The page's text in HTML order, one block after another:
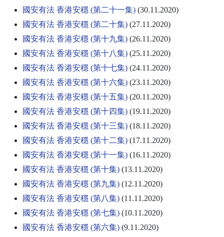
國安有法 香港安穩 (第二十一集) (30.11.2020)
國安有法 香港安穩 (第二十集) (27.11.2020)
國安有法 香港安穩 (第十九集) (26.11.2020)
國安有法 香港安穩 (第十八集) (25.11.2020)
國安有法 香港安穩 (第十七集) (24.11.2020)
國安有法 香港安穩 (第十六集) (23.11.2020)
國安有法 香港安穩 (第十五集) (20.11.2020)
國安有法 香港安穩 (第十四集) (19.11.2020)
國安有法 香港安穩 (第十三集) (18.11.2020)
國安有法 香港安穩 (第十二集) (17.11.2020)
國安有法 香港安穩 (第十一集) (16.11.2020)
國安有法 香港安穩 (第十集) (13.11.2020)
國安有法 香港安穩 (第九集) (12.11.2020)
國安有法 香港安穩 (第八集) (11.11.2020)
國安有法 香港安穩 (第七集) (10.11.2020)
國安有法 香港安穩 (第六集) (9.11.2020)